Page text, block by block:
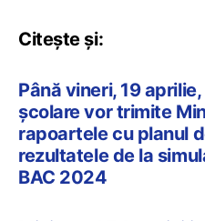
Citește și:
Până vineri, 19
școlare vor trimite
rapoartele cu planul
rezultatele de la
BAC 2024